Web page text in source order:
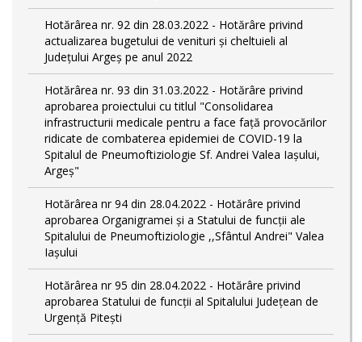
Hotărârea nr. 92 din 28.03.2022 - Hotărâre privind
actualizarea bugetului de venituri și cheltuieli al
Județului Argeș pe anul 2022
Hotărârea nr. 93 din 31.03.2022 - Hotărâre privind
aprobarea proiectului cu titlul "Consolidarea
infrastructurii medicale pentru a face față provocărilor
ridicate de combaterea epidemiei de COVID-19 la
Spitalul de Pneumoftiziologie Sf. Andrei Valea Iașului,
Argeș"
Hotărârea nr 94 din 28.04.2022 - Hotărâre privind
aprobarea Organigramei și a Statului de funcții ale
Spitalului de Pneumoftiziologie ,,Sfântul Andrei" Valea
Iașului
Hotărârea nr 95 din 28.04.2022 - Hotărâre privind
aprobarea Statului de funcții al Spitalului Județean de
Urgență Pitești